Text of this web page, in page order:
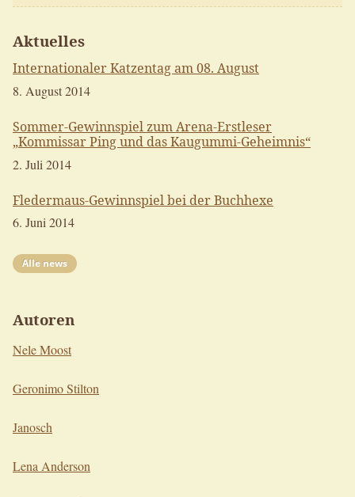
Aktuelles
Internationaler Katzentag am 08. August
8. August 2014
Sommer-Gewinnspiel zum Arena-Erstleser
„Kommissar Ping und das Kaugummi-Geheimnis“
2. Juli 2014
Fledermaus-Gewinnspiel bei der Buchhexe
6. Juni 2014
Alle news
Autoren
Nele Moost
Geronimo Stilton
Janosch
Lena Anderson